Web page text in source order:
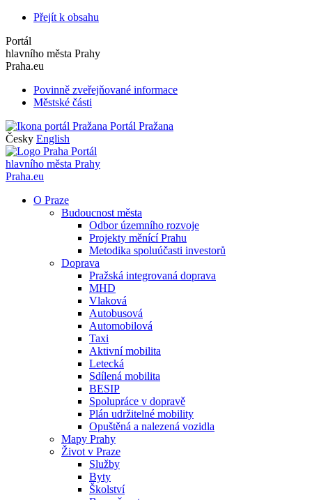
Přejít k obsahu
Portál
hlavního města Prahy
Praha.eu
Povinně zveřejňované informace
Městské části
Portál Pražana
Česky English
Portál
hlavního města Prahy
Praha.eu
O Praze
Budoucnost města
Odbor územního rozvoje
Projekty měnící Prahu
Metodika spoluúčasti investorů
Doprava
Pražská integrovaná doprava
MHD
Vlaková
Autobusová
Automobilová
Taxi
Aktivní mobilita
Letecká
Sdílená mobilita
BESIP
Spolupráce v dopravě
Plán udržitelné mobility
Opuštěná a nalezená vozidla
Mapy Prahy
Život v Praze
Služby
Byty
Školství